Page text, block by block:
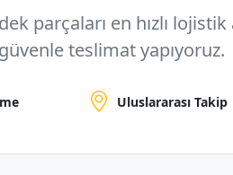
parçaları en hızlı lojistik
güvenle teslimat yapıyoruz.
Uluslararası Takip